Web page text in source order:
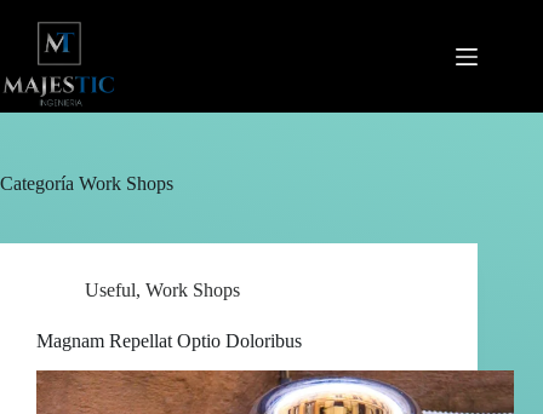
contenido
Categoría Work Shops
Useful, Work Shops
Magnam Repellat Optio Doloribus